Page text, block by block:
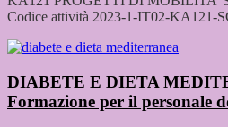
Codice attività 2023-1-IT02-KA121-
DIABETE E DIETA
Formazione per il personale